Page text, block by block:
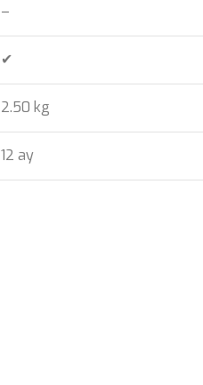
–
✔
2.50 kg
12 ay